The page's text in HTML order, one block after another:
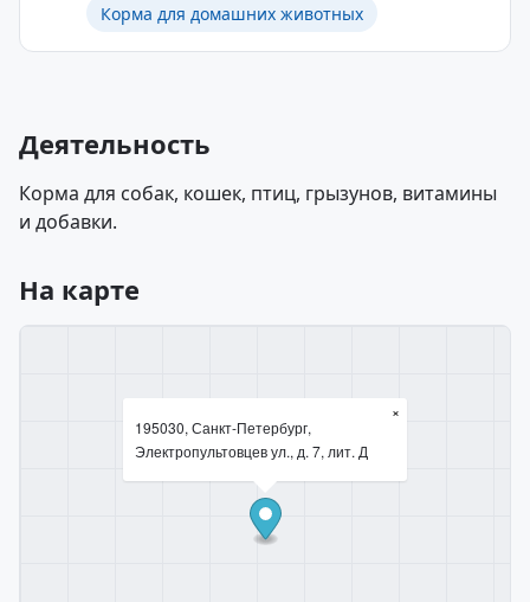
Корма для домашних животных
Деятельность
Корма для собак, кошек, птиц, грызунов, витамины
и добавки.
На карте
195030, Санкт-Петербург,
Электропультовцев ул., д. 7, лит. Д
×